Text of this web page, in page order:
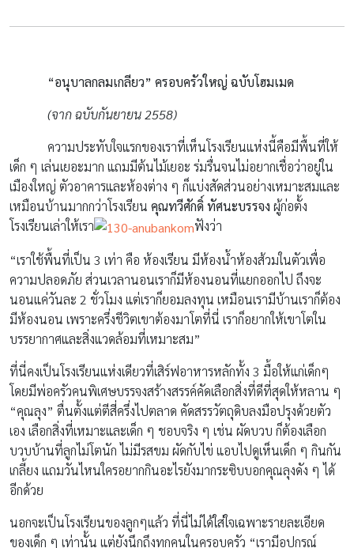
“อนุบาลกลมเกลียว” ครอบครัวใหญ่ ฉบับโฮมเมด
(จาก ฉบับกันยายน 2558)
ความประทับใจแรกของเราที่เห็นโรงเรียนแห่งนี้คือมีพื้นที่ให้
เด็ก ๆ เล่นเยอะมาก แถมมีต้นไม้เยอะ ร่มรื่นจนไม่อยากเชื่อว่าอยู่ใน
เมืองใหญ่ ตัวอาคารและห้องต่าง ๆ ก็แบ่งสัดส่วนอย่างเหมาะสมและ
เหมือนบ้านมากกว่าโรงเรียน คุณทวีศักดิ์ ทัศนะบรรจง ผู้ก่อตั้ง
โรงเรียนเล่าให้เรา
ฟังว่า
“เราใช้พื้นที่เป็น 3 เท่า คือ ห้องเรียน มีห้องน้ำห้องส้วมในตัวเพื่อ
ความปลอดภัย ส่วนเวลานอนเราก็มีห้องนอนที่แยกออกไป ถึงจะ
นอนแค่วันละ 2 ชั่วโมง แต่เราก็ยอมลงทุน เหมือนเรามีบ้านเราก็ต้อง
มีห้องนอน เพราะครึ่งชีวิตเขาต้องมาโตที่นี่ เราก็อยากให้เขาโตใน
บรรยากาศและสิ่งแวดล้อมที่เหมาะสม”
ที่นี่คงเป็นโรงเรียนแห่งเดียวที่เสิร์ฟอาหารหลักทั้ง 3 มื้อให้แก่เด็กๆ
โดยมีพ่อครัวคนพิเศษบรรจงสร้างสรรค์คัดเลือกสิ่งที่ดีที่สุดให้หลาน ๆ
“คุณลุง” ตื่นตั้งแต่ตีสี่ครึ่งไปตลาด คัดสรรวัตถุดิบลงมือปรุงด้วยตัว
เอง เลือกสิ่งที่เหมาะและเด็ก ๆ ชอบจริง ๆ เช่น ผัดบวบ ก็ต้องเลือก
บวบบ้านที่ลูกไม่โตนัก ไม่มีรสขม ผัดกับไข่ แอบไปดูเห็นเด็ก ๆ กินกัน
เกลี้ยง แถมวันไหนใครอยากกินอะไรยังมากระซิบบอกคุณลุงดัง ๆ ได้
อีกด้วย
นอกจะเป็นโรงเรียนของลูกๆแล้ว ที่นี่ไม่ได้ใส่ใจเฉพาะรายละเอียด
ของเด็ก ๆ เท่านั้น แต่ยังนึกถึงทุกคนในครอบครัว “เรามีอุปกรณ์